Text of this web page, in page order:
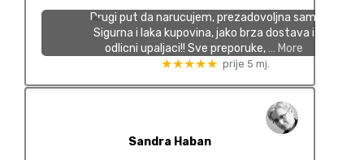
Drugi put da narucujem, prezadovoljna sam!
Sigurna i laka kupovina, jako brza dostava i
odlicni upaljaci!! Sve preporuke,… More
★★★★★ prije 5 mj.
Sandra Haban